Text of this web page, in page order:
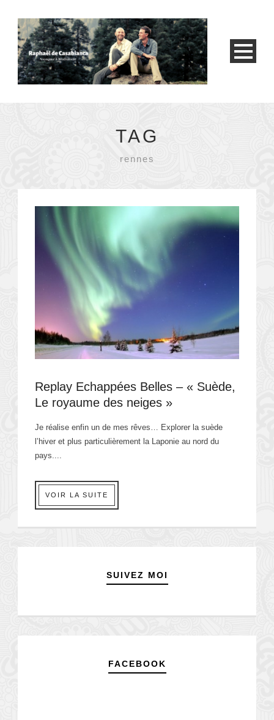
TAG
rennes
Replay Echappées Belles – « Suède,
Le royaume des neiges »
Je réalise enfin un de mes rêves… Explorer la suède
l’hiver et plus particulièrement la Laponie au nord du
pays....
VOIR LA SUITE
SUIVEZ MOI
FACEBOOK